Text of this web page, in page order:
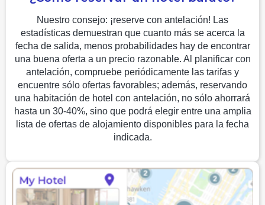
Nuestro consejo: ¡reserve con antelación! Las
estadísticas demuestran que cuanto más se acerca la
fecha de salida, menos probabilidades hay de encontrar
una buena oferta a un precio razonable. Al planificar con
antelación, compruebe periódicamente las tarifas y
encuentre sólo ofertas favorables; además, reservando
una habitación de hotel con antelación, no sólo ahorrará
hasta un 30-40%, sino que podrá elegir entre una amplia
lista de ofertas de alojamiento disponibles para la fecha
indicada.